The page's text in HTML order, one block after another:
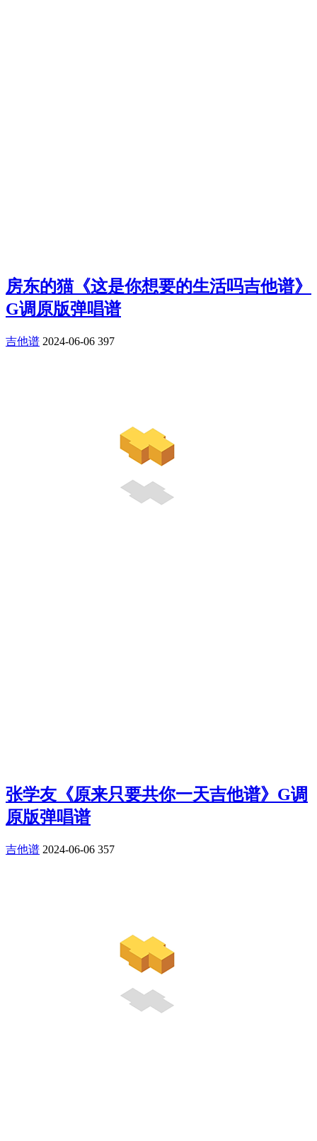
房东的猫《这是你想要的生活吗吉他谱》
G调原版弹唱谱
吉他谱 2024-06-06 397
张学友《原来只要共你一天吉他谱》G调
原版弹唱谱
吉他谱 2024-06-06 357